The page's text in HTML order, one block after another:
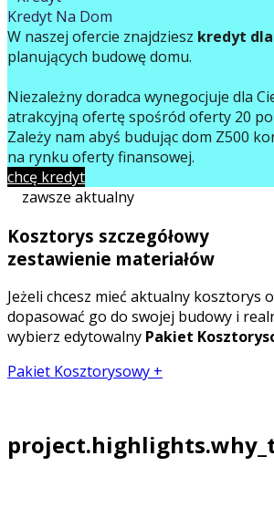
Kredyt Na Dom
W naszej ofercie znajdziesz kredyt
planujących budowę domu.
Niezależny doradca wynegocjuje dla
atrakcyjną ofertę spośród oferty 20
Zależy nam abyś budując dom Z500
na rynku oferty finansowej.
chcę kredyt
zawsze aktualny
Kosztorys szczegółowy
zestawienie materiałów
Jeżeli chcesz mieć aktualny kosztorys
dopasować go do swojej budowy i
wybierz edytowalny Pakiet
Pakiet Kosztorysowy +